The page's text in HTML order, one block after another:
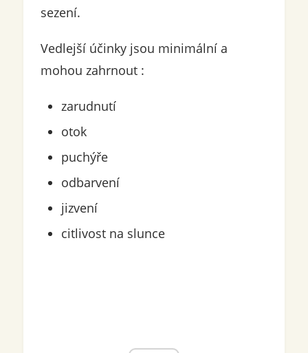
sezení.
Vedlejší účinky jsou minimální a
mohou zahrnout :
zarudnutí
otok
puchýře
odbarvení
jizvení
citlivost na slunce